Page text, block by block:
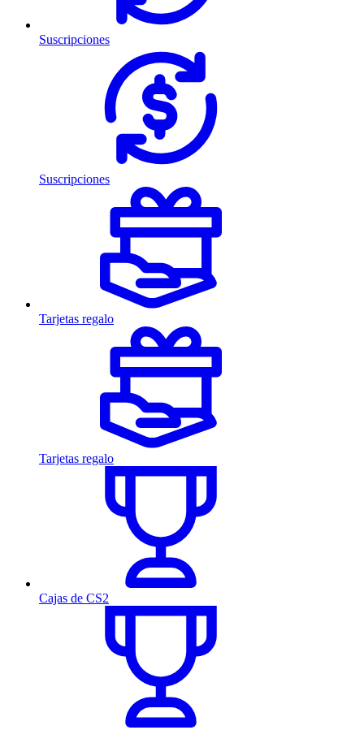
Suscripciones
Suscripciones
Tarjetas regalo
Tarjetas regalo
Cajas de CS2